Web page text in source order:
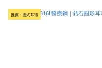
推薦・圈式耳環